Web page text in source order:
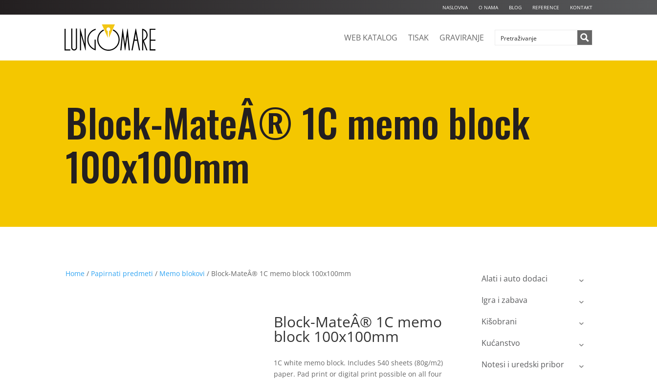
NASLOVNA O NAMA BLOG REFERENCE KONTAKT
WEB KATALOG TISAK GRAVIRANJE
Block-MateÂ® 1C memo block
100x100mm
Home / Papirnati predmeti / Memo blokovi / Block-MateÂ® 1C memo block 100x100mm
Block-MateÂ® 1C memo
block 100x100mm
1C white memo block. Includes 540 sheets (80g/m2)
paper. Pad print or digital print possible on all four
Alati i auto dodaci
Igra i zabava
Kišobrani
Kućanstvo
Notesi i uredski pribor